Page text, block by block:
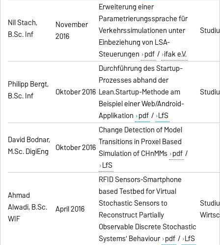
Nil Stach,
B.Sc. Inf
November
2016
Erweiterung einer
Parametrierungssprache für
Verkehrssimulationen unter
Einbeziehung von LSA-
Steuerungen pdf / ifak e.V.
Philipp Bergt,
B.Sc. Inf
Oktober 2016
Durchführung des Startup-
Prozesses abhand der
Lean.Startup-Methode am
Beispiel einer Web/Android-
Applikation pdf / LfS
David Bodnar,
M.Sc. DigiEng
Oktober 2016
Change Detection of Model
Transitions in Proxel Based
Simulation of CHnMMs pdf /
LfS
Ahmad
Alwadi, B.Sc.
WIF
April 2016
RFID Sensors-Smartphone
based Testbed for Virtual
Stochastic Sensors to
Reconstruct Partially
Observable Discrete Stochastic
Systems' Behaviour pdf / LfS